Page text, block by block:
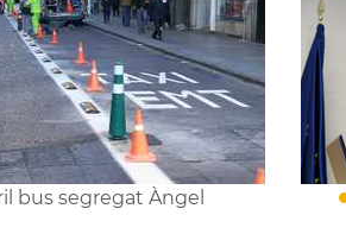
bus segregat Àngel